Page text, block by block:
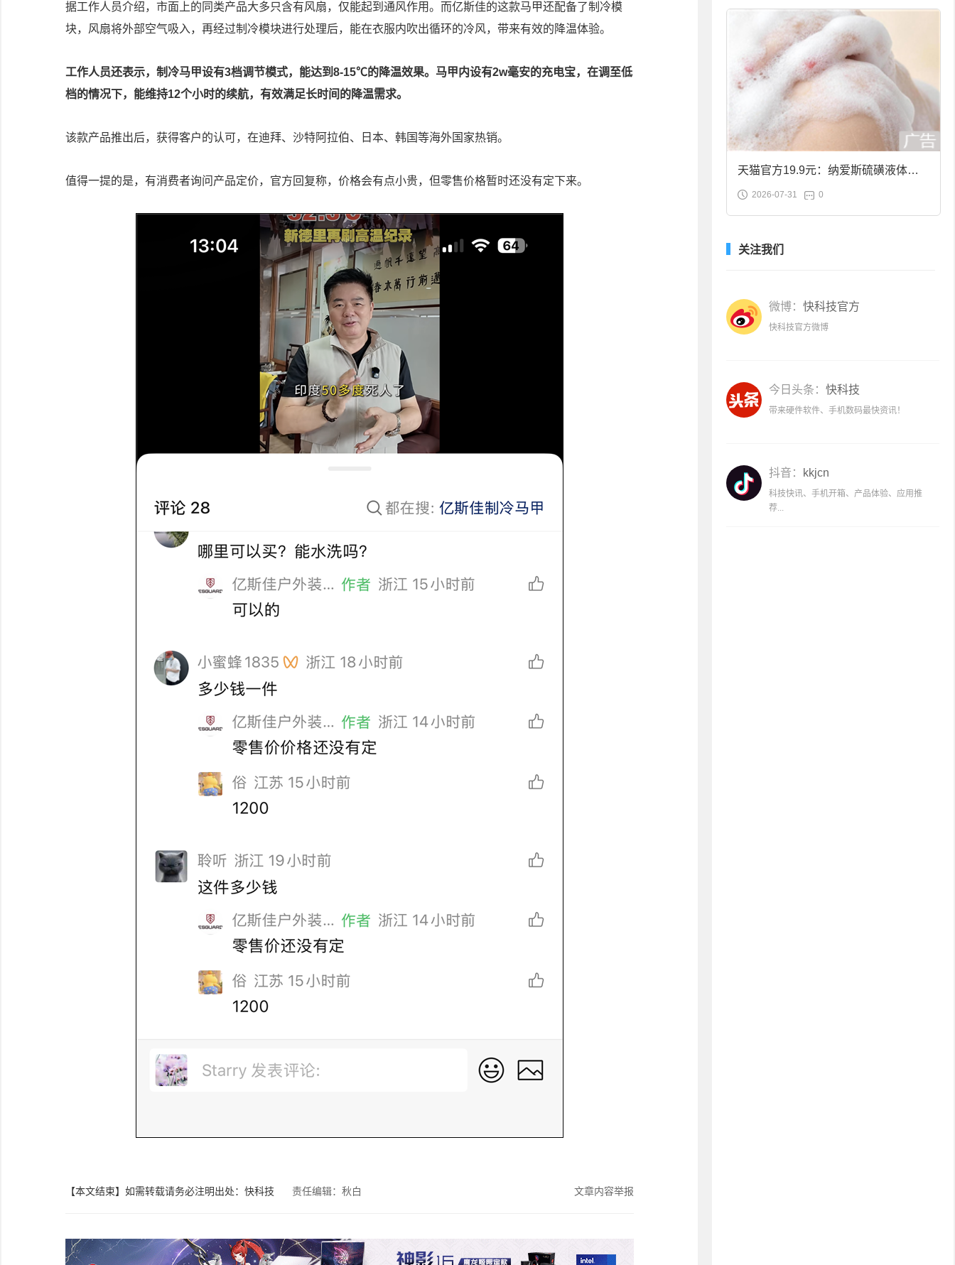
据工作人员介绍，市面上的同类产品大多只含有风扇，仅能起到通风作用。而亿斯佳的这款马甲还配备了制冷模
块，风扇将外部空气吸入，再经过制冷模块进行处理后，能在衣服内吹出循环的冷风，带来有效的降温体验。
工作人员还表示，制冷马甲设有3档调节模式，能达到8-15℃的降温效果。马甲内设有2w毫安的充电宝，在调至低
档的情况下，能维持12个小时的续航，有效满足长时间的降温需求。
该款产品推出后，获得客户的认可，在迪拜、沙特阿拉伯、日本、韩国等海外国家热销。
值得一提的是，有消费者询问产品定价，官方回复称，价格会有点小贵，但零售价格暂时还没有定下来。
【本文结束】如需转载请务必注明出处：快科技 责任编辑：秋白 文章内容举报
天猫官方19.9元：纳爱斯硫磺液体香
皂2斤大促
2026-07-31 0
关注我们
微博： 快科技官方
快科技官方微博
今日头条： 快科技
带来硬件软件、手机数码最快资讯！
抖音： kkjcn
科技快讯、手机开箱、产品体验、应用推
荐...